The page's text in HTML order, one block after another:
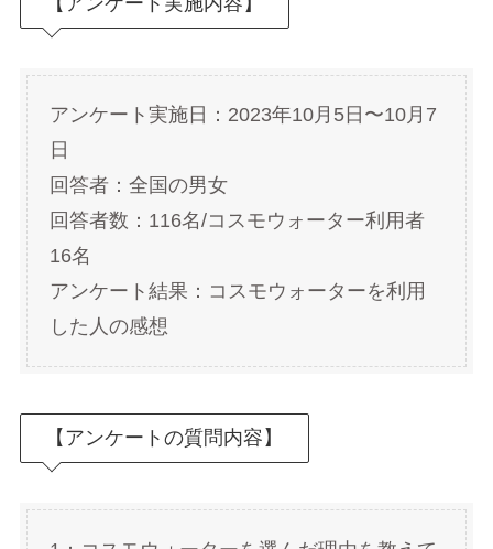
アンケート実施日：2023年10月5日〜10月7
日
回答者：全国の男女
回答者数：116名/コスモウォーター利用者
16名
アンケート結果：コスモウォーターを利用
した人の感想
【アンケートの質問内容】